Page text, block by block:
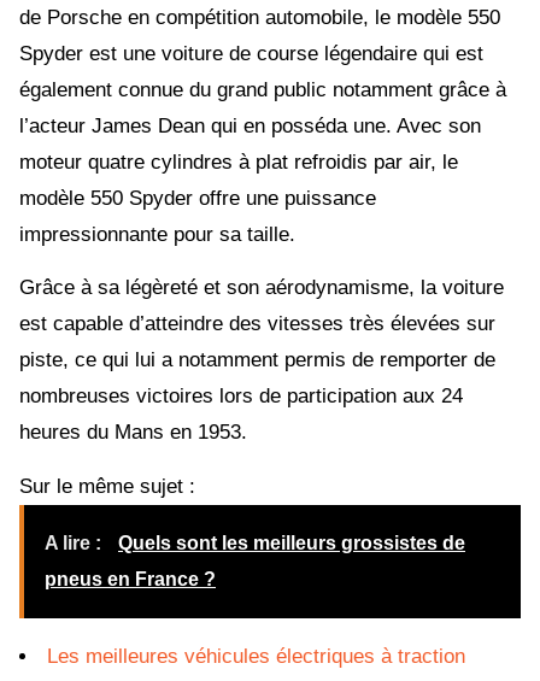
de Porsche en compétition automobile, le modèle 550
Spyder est une voiture de course légendaire qui est
également connue du grand public notamment grâce à
l’acteur James Dean qui en posséda une. Avec son
moteur quatre cylindres à plat refroidis par air, le
modèle 550 Spyder offre une puissance
impressionnante pour sa taille.
Grâce à sa légèreté et son aérodynamisme, la voiture
est capable d’atteindre des vitesses très élevées sur
piste, ce qui lui a notamment permis de remporter de
nombreuses victoires lors de participation aux 24
heures du Mans en 1953.
Sur le même sujet :
A lire :
Quels sont les meilleurs grossistes de
pneus en France ?
Les meilleures véhicules électriques à traction